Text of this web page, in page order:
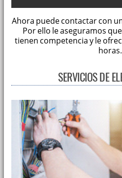
Ahora puede contactar con
Por ello le aseguramos
tienen competencia y le
horas.
SERVICIOS DE